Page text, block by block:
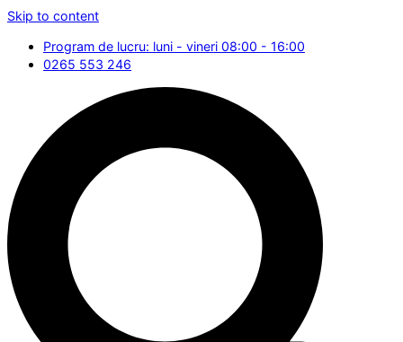
Skip to content
Program de lucru: luni - vineri 08:00 - 16:00
0265 553 246